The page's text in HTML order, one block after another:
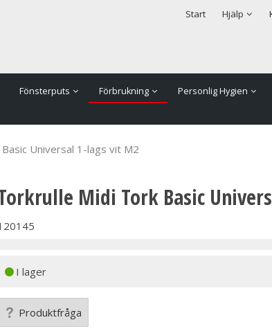
Start Hjälp
Säkerhet & Cookies
Fönsterputs Förbrukning Personlig Hygien
Universal 1-lags vit M2
Midi Tork Basic
I lager
Produktfråga